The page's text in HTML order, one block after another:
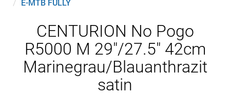
E-MTB FULLY
CENTURION No Pogo
R5000 M 29"/27.5" 42cm
Marinegrau/Blauanthrazit
satin